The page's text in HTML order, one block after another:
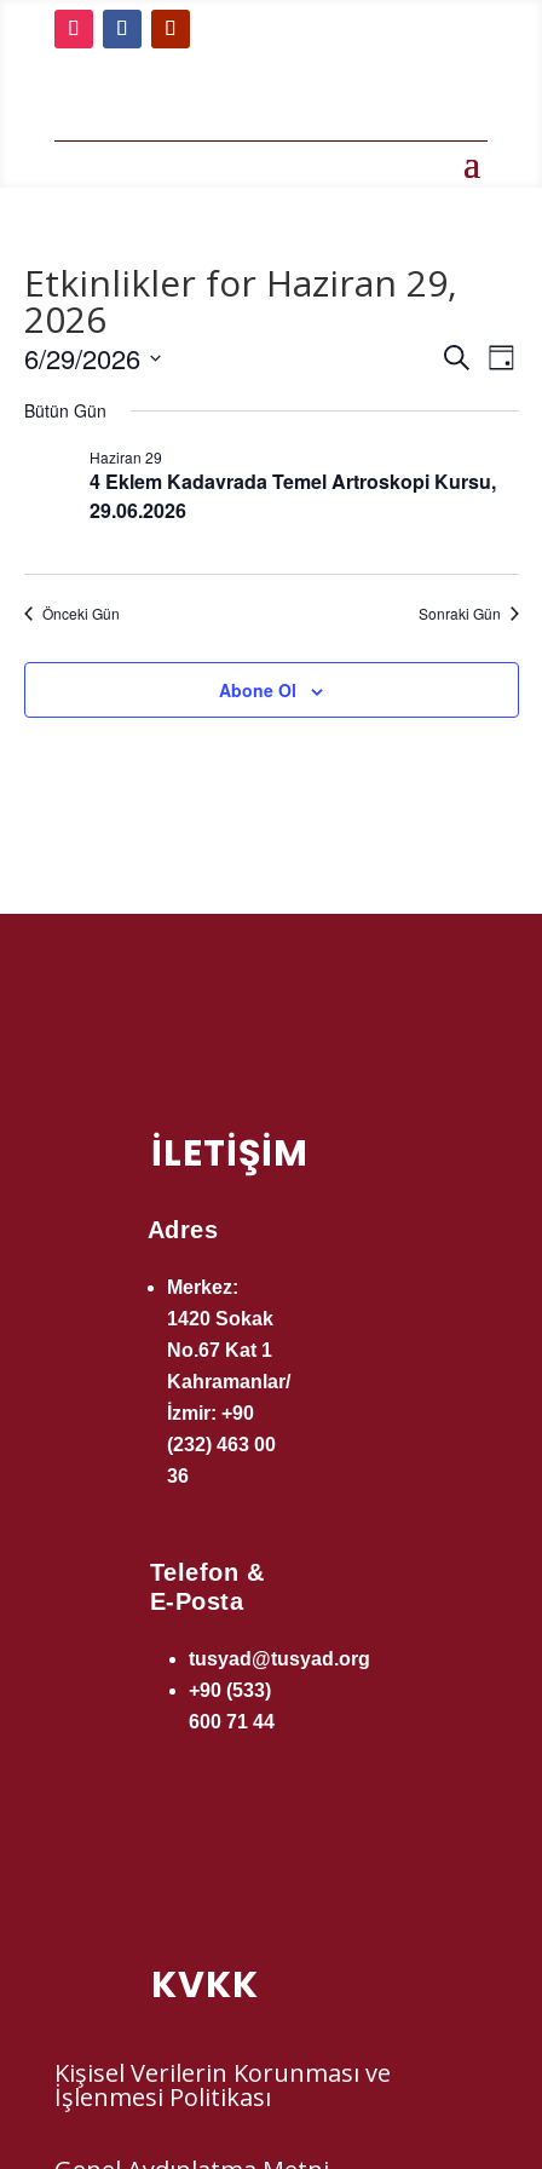
Etkinlikler for Haziran 29,
2026
ve
Ara Gün
6/29/2026
seç.
Bütün Gün
4 Eklem Kadavrada Temel Artroskopi Kursu,
29.06.2026
Haziran 29
Önceki Gün Sonraki Gün
Abone Ol
İLETİŞİM
Adres
Merkez:
1420 Sokak
No.67 Kat 1
Kahramanlar/
İzmir: +90
(232) 463 00
36
Telefon &
E-Posta
tusyad@tusyad.org
+90 (533)
600 71 44
KVKK
Kişisel Verilerin Korunması ve
İşlenmesi Politikası